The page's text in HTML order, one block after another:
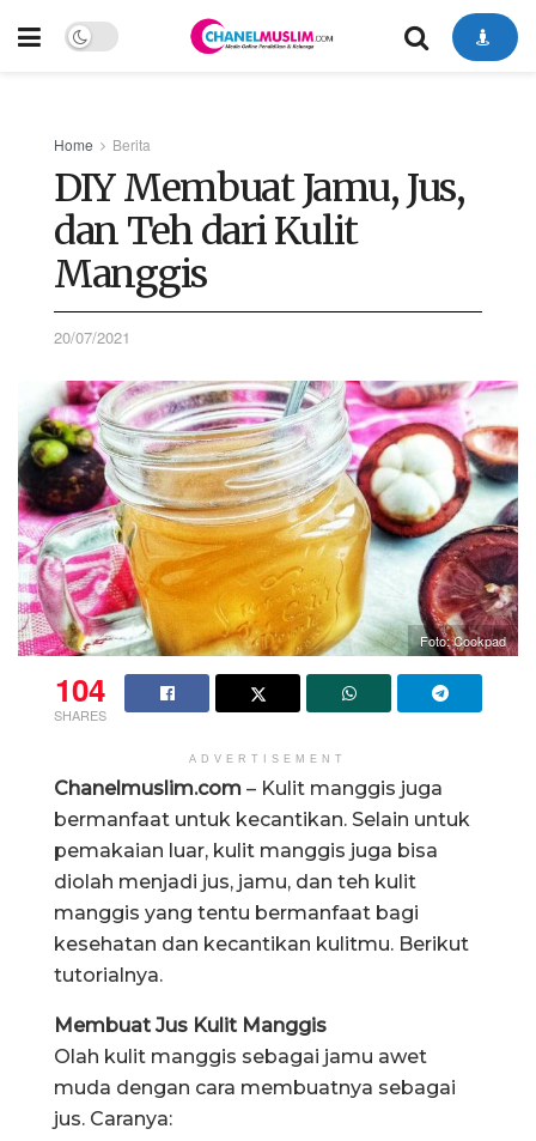
Home Berita
DIY Membuat Jamu, Jus,
dan Teh dari Kulit
Manggis
20/07/2021
Foto: Cookpad
104
SHARES
ADVERTISEMENT
Chanelmuslim.com – Kulit manggis juga
bermanfaat untuk kecantikan. Selain untuk
pemakaian luar, kulit manggis juga bisa
diolah menjadi jus, jamu, dan teh kulit
manggis yang tentu bermanfaat bagi
kesehatan dan kecantikan kulitmu. Berikut
tutorialnya.
Membuat Jus Kulit Manggis
Olah kulit manggis sebagai jamu awet
muda dengan cara membuatnya sebagai
jus. Caranya: